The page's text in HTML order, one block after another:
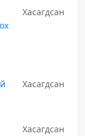
Хасагдсан
Хасагдсан
Хасагдсан